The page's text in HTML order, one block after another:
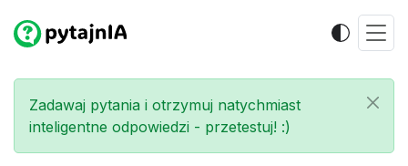
Zadawaj pytania i otrzymuj natychmiast
inteligentne odpowiedzi - przetestuj! :)